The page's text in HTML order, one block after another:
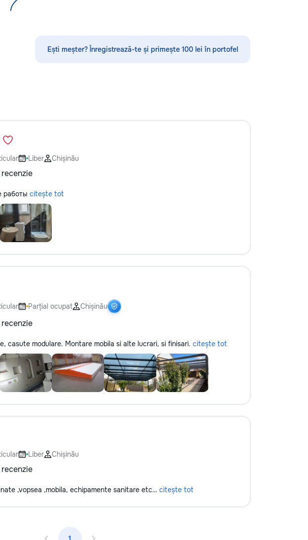
Ești meșter? Înregistrează-te și primește 100 lei în portofel
Liber Chișinău
работы citește tot
Parțial ocupat Chișinău
casute modulare. Montare mobila si alte lucrari, si finisari. citește tot
Liber Chișinău
,vopsea ,mobila, echipamente sanitare etc… citește tot